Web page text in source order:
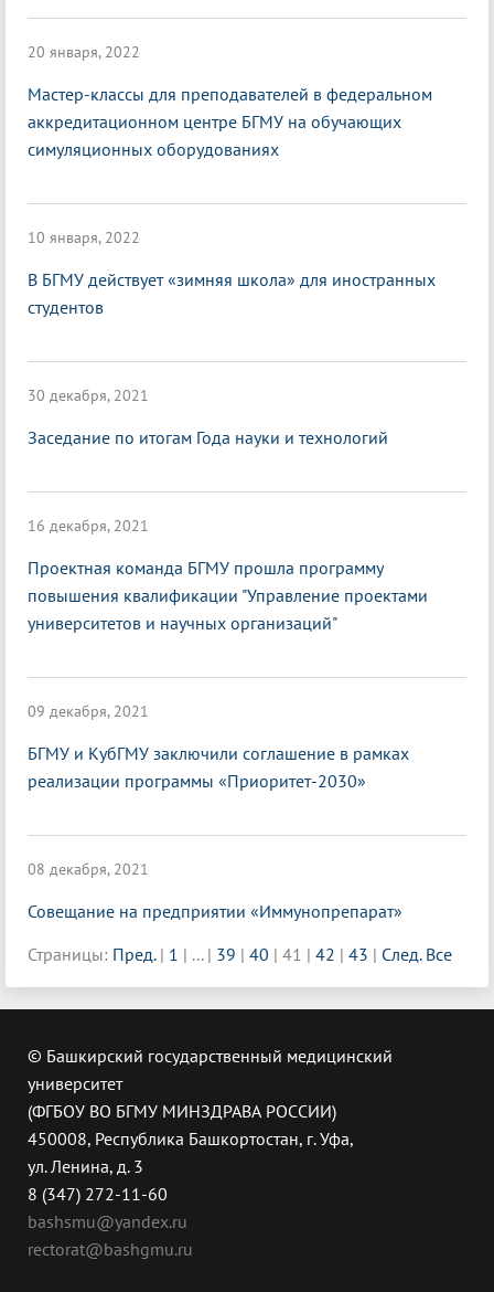
20 января, 2022
Мастер-классы для преподавателей в федеральном
аккредитационном центре БГМУ на обучающих
симуляционных оборудованиях
10 января, 2022
В БГМУ действует «зимняя школа» для иностранных
студентов
30 декабря, 2021
Заседание по итогам Года науки и технологий
16 декабря, 2021
Проектная команда БГМУ прошла программу
повышения квалификации "Управление проектами
университетов и научных организаций"
09 декабря, 2021
БГМУ и КубГМУ заключили соглашение в рамках
реализации программы «Приоритет-2030»
08 декабря, 2021
Совещание на предприятии «Иммунопрепарат»
Страницы: Пред. | 1 | ... | 39 | 40 | 41 | 42 | 43 | След. Все
© Башкирский государственный медицинский
университет
(ФГБОУ ВО БГМУ МИНЗДРАВА РОССИИ)
450008, Республика Башкортостан, г. Уфа,
ул. Ленина, д. 3
8 (347) 272-11-60
bashsmu@yandex.ru
rectorat@bashgmu.ru